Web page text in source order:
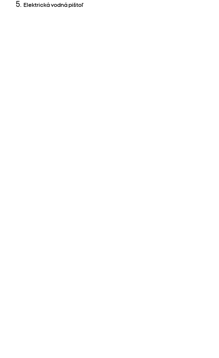
Elektrická vodná pištoľ